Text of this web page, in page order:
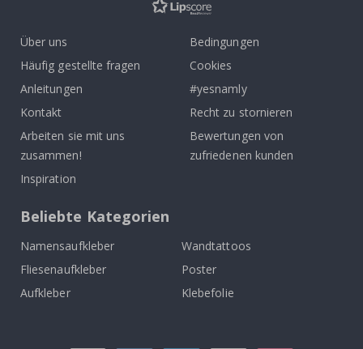
Über uns
Häufig gestellte fragen
Anleitungen
Kontakt
Arbeiten sie mit uns
zusammen!
Inspiration
Bedingungen
Cookies
#yesnamly
Recht zu stornieren
Bewertungen von
zufriedenen kunden
Beliebte Kategorien
Namensaufkleber
Wandtattoos
Fliesenaufkleber
Poster
Aufkleber
Klebefolie